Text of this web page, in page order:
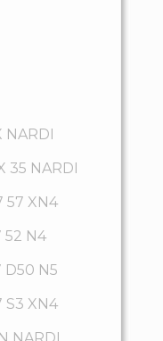
NARDI
35 NARDI
57 XN4
52 N4
D50 N5
S3 XN4